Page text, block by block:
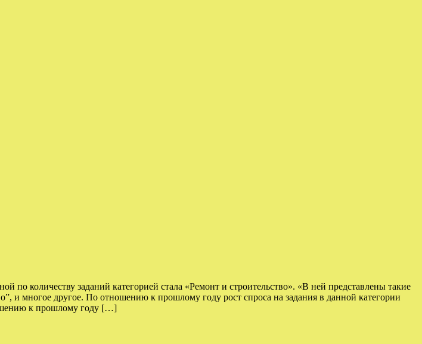
количеству заданий категорией стала «Ремонт и строительство». «В ней представлены такие
и многое другое. По отношению к прошлому году рост спроса на задания в данной категории
к прошлому году […]